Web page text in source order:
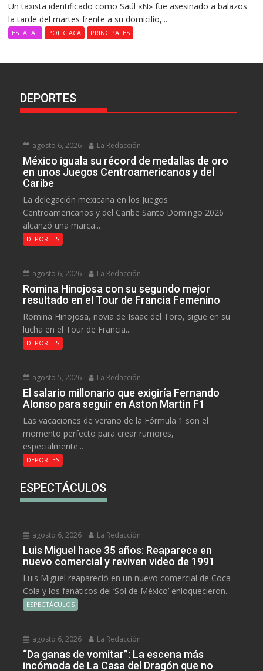
Un taxista identificado como Saúl «N» fue asesinado a balazos
la tarde del martes frente a su domicilio,...
ESTATAL POLICIACA PRINCIPALES
DEPORTES
agosto 6, 2026 La Redacción
México iguala su récord de medallas de oro
en unos Juegos Centroamericanos y del
Caribe
La delegación mexicana en los Juegos
Centroamericanos y del Caribe Santo Domingo 2026
alcanzó una marca...
DEPORTES
agosto 6, 2026 La Redacción
Romina Hinojosa con su segundo mejor
resultado en el Tour de Francia Femenino
Romina Hinojosa, novia de Isaac del Toro, sigue en su
lucha en el Tour de Francia...
DEPORTES
agosto 5, 2026 La Redacción
El salario millonario que exigiría Fernando
Alonso para seguir en Aston Martin F1
Las vacaciones de verano de la Fórmula 1 son el
momento perfecto para crear rumores,
especialmente...
DEPORTES
ESPECTÁCULOS
agosto 6, 2026 La Redacción
Luis Miguel hace 35 años: Reaparece en
nuevo comercial y reviven video de 1991
Luis Miguel reapareció en un nuevo comercial de Coca-
Cola y los fanáticos del ‘Sol de México’ enloquecieron...
ESPECTÁCULOS
agosto 6, 2026 La Redacción
“Da ganas de vomitar”: La escena más
incómoda de La Casa del Dragón que no